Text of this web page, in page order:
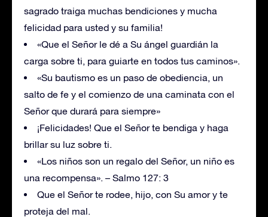
sagrado traiga muchas bendiciones y mucha
felicidad para usted y su familia!
«Que el Señor le dé a Su ángel guardián la
carga sobre ti, para guiarte en todos tus caminos».
«Su bautismo es un paso de obediencia, un
salto de fe y el comienzo de una caminata con el
Señor que durará para siempre»
¡Felicidades! Que el Señor te bendiga y haga
brillar su luz sobre ti.
«Los niños son un regalo del Señor, un niño es
una recompensa». – Salmo 127: 3
Que el Señor te rodee, hijo, con Su amor y te
proteja del mal.